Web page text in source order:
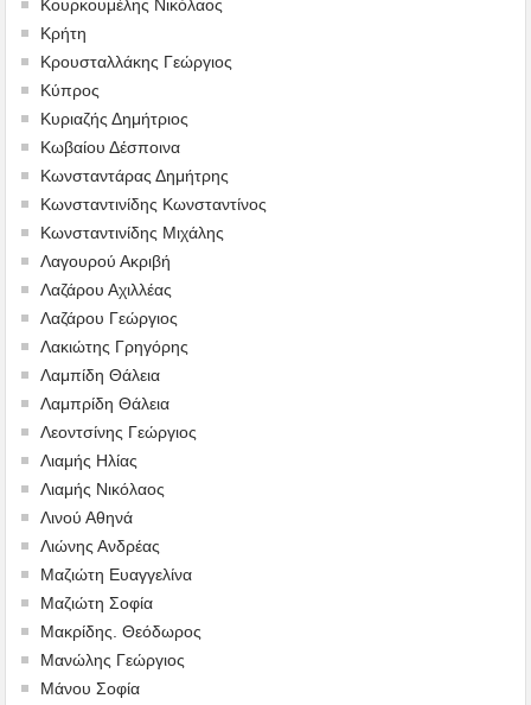
Κουρκουμέλης Νικόλαος
Κρήτη
Κρουσταλλάκης Γεώργιος
Κύπρος
Κυριαζής Δημήτριος
Κωβαίου Δέσποινα
Κωνσταντάρας Δημήτρης
Κωνσταντινίδης Κωνσταντίνος
Κωνσταντινίδης Μιχάλης
Λαγουρού Ακριβή
Λαζάρου Αχιλλέας
Λαζάρου Γεώργιος
Λακιώτης Γρηγόρης
Λαμπίδη Θάλεια
Λαμπρίδη Θάλεια
Λεοντσίνης Γεώργιος
Λιαμής Ηλίας
Λιαμής Νικόλαος
Λινού Αθηνά
Λιώνης Ανδρέας
Μαζιώτη Ευαγγελίνα
Μαζιώτη Σοφία
Μακρίδης. Θεόδωρος
Μανώλης Γεώργιος
Μάνου Σοφία